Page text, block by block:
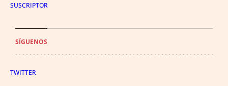
SUSCRIPTOR
SÍGUENOS
TWITTER